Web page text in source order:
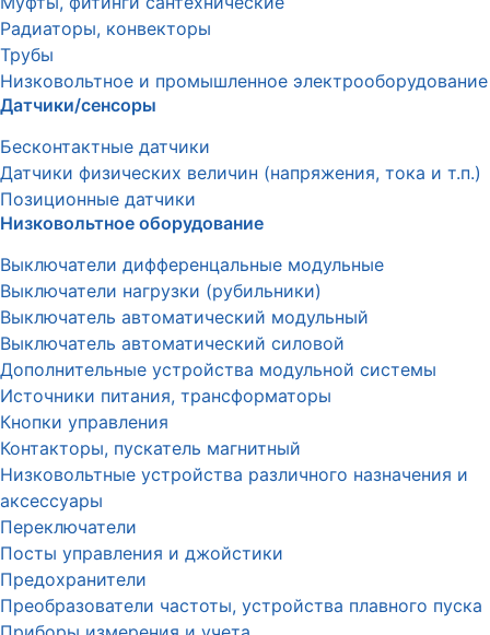
Радиаторы, конвекторы
Трубы
Низковольтное и промышленное электрооборудование
Датчики/сенсоры
Бесконтактные датчики
Датчики физических величин (напряжения, тока и т.п.)
Позиционные датчики
Низковольтное оборудование
Выключатели дифференцальные модульные
Выключатели нагрузки (рубильники)
Выключатель автоматический модульный
Выключатель автоматический силовой
Дополнительные устройства модульной системы
Источники питания, трансформаторы
Кнопки управления
Контакторы, пускатель магнитный
Низковольтные устройства различного назначения и
аксессуары
Переключатели
Посты управления и джойстики
Предохранители
Преобразователи частоты, устройства плавного пуска